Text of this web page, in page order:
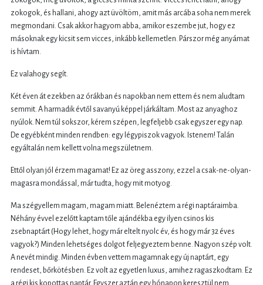
zokogok, és hallani, ahogy azt üvöltöm, amit más arcába soha nem merek
megmondani. Csak akkor hagyom abba, amikor eszembe jut, hogy ez
másoknak egy kicsit sem vicces, inkább kellemetlen. Párszor még anyámat
is hívtam.
Ez valahogy segít.
Két éven át ezekben az órákban és napokban nem ettem és nem aludtam
semmit. A harmadik évtől savanyú képpel járkáltam. Most az anyaghoz
nyúlok. Nem túl sokszor, kérem szépen, legfeljebb csak egyszer egy nap.
De egyébként minden rendben: egy légypiszok vagyok. Istenem! Talán
egyáltalán nem kellett volna megszületnem.
Ettől olyan jól érzem magamat! Ez az öreg asszony, ezzel a csak-ne-olyan-
magasra mondással, már tudta, hogy mit motyog.
Ma szégyellem magam, magam miatt. Belenéztem a régi naptáraimba.
Néhány évvel ezelőtt kaptam tőle ajándékba egy ilyen csinos kis
zsebnaptárt (Hogy lehet, hogy már eltelt nyolc év, és hogy már 32 éves
vagyok?) Minden lehetséges dolgot feljegyeztem benne. Nagyon szép volt.
A nevét mindig. Minden évben vettem magamnak egy új naptárt, egy
rendeset, bőrkötésben. Ez volt az egyetlen luxus, amihez ragaszkodtam. Ez
a régi kis kopottas naptár. Egyszer aztán egy hónapon keresztül nem